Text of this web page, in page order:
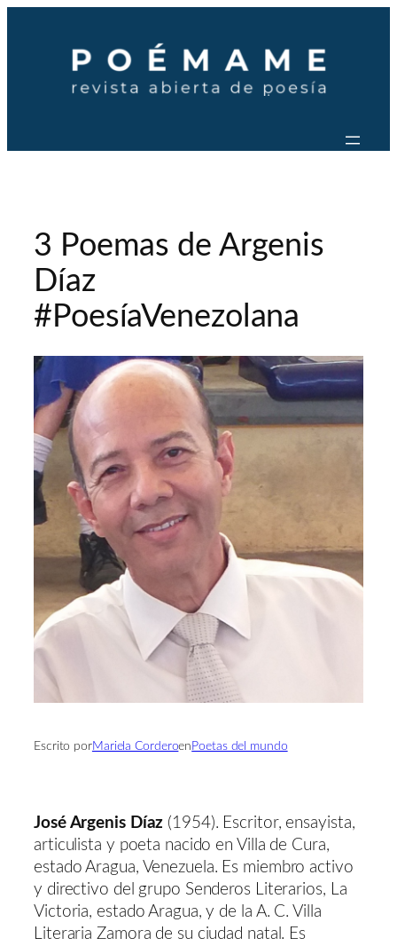
contenido
3 Poemas de Argenis
Díaz
#PoesíaVenezolana
Escrito porMariela Corderoen Poetas del mundo
José Argenis Díaz (1954). Escritor, ensayista,
articulista y poeta nacido en Villa de Cura,
estado Aragua, Venezuela. Es miembro activo
y directivo del grupo Senderos Literarios, La
Victoria, estado Aragua, y de la A. C. Villa
Literaria Zamora de su ciudad natal. Es